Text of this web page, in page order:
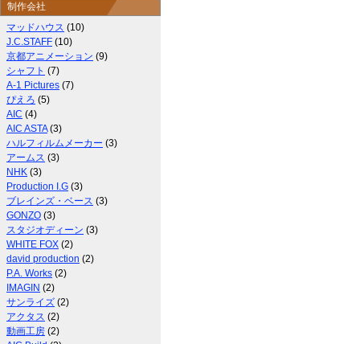
制作会社
マッドハウス (10)
J.C.STAFF (10)
京都アニメーション (9)
シャフト (7)
A-1 Pictures (7)
ぴえろ (5)
AIC (4)
AIC ASTA(3)
ハルフィルムメーカー (3)
アームス (3)
NHK (3)
Production I.G (3)
ブレインズ・ベース (3)
GONZO (3)
スタジオディーン (3)
WHITE FOX (2)
david production (2)
P.A. Works (2)
IMAGIN (2)
サンライズ (2)
アクタス (2)
動画工房 (2)